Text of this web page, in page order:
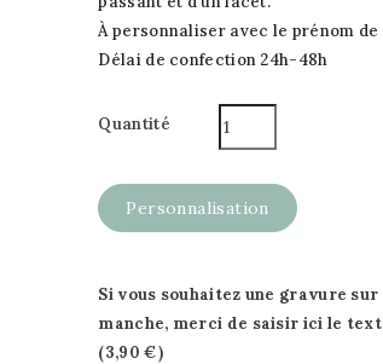
À personnaliser avec le prénom
Délai de confection 24h-48h
Quantité
Personnalisation
Si vous souhaitez une gravure
manche, merci de saisir ici le
(3,90 €)